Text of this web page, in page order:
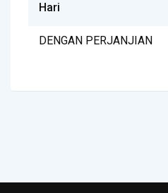
Hari
DENGAN PERJANJIAN